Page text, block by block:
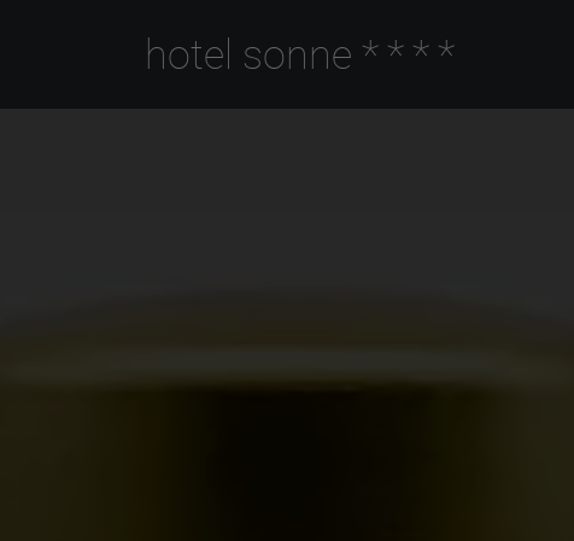
hotel sonne ****